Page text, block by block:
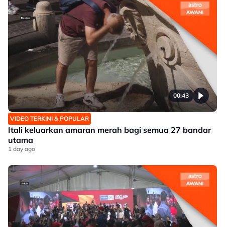
00:43
VIDEO TERKINI & POPULAR
Itali keluarkan amaran merah bagi semua 27 bandar
utama
1 day ago